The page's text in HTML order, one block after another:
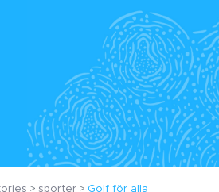
sporter Golf för alla